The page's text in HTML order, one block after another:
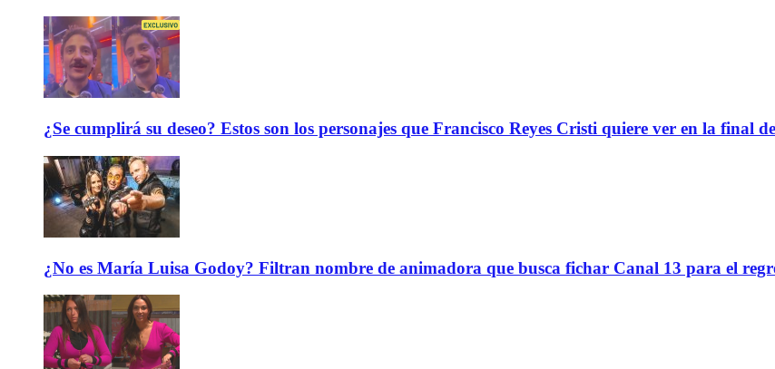
¿Se cumplirá su deseo? Estos son los personajes que Francisco Reyes Cristi quiere ver en la final
¿No es María Luisa Godoy? Filtran nombre de animadora que busca fichar Canal 13 para el